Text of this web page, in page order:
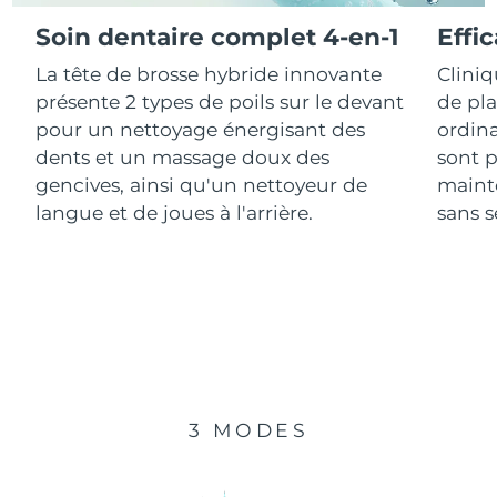
Soin dentaire complet 4-en-1
La tête de brosse hybride innovante
présente 2 types de poils sur le devant
pour un nettoyage énergisant des
dents et un massage doux des
gencives, ainsi qu'un nettoyeur de
langue et de joues à l'arrière.
de
sont
sans
3 MODES
R.A.S. chinoise de
Macao
Malaisie Livraison estimée 8/13/26
Malte Livraison estimée 8/10/26
Mexique
Livraison estimée